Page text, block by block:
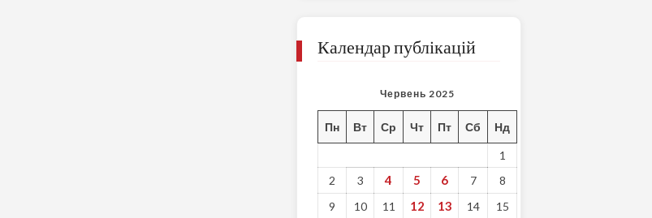
Календар публікацій
Червень 2025
Пн Вт Ср Чт Пт Сб Нд
1
2
3 4 5 6 7
8
9
10 11 12 13 14 15